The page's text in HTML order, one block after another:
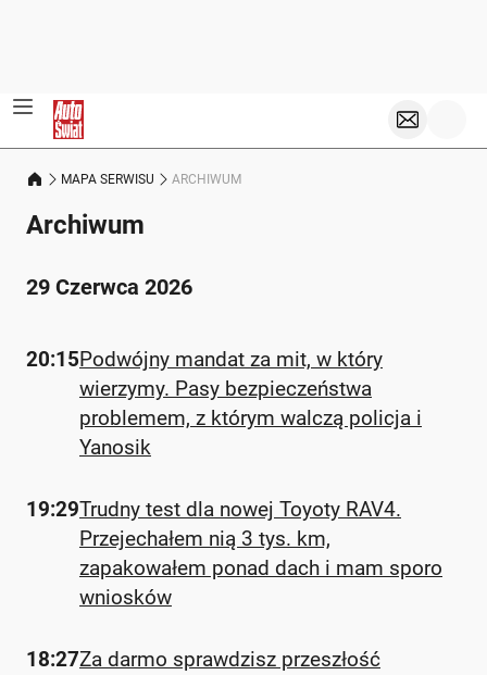
MAPA SERWISU ARCHIWUM
Archiwum
29 Czerwca 2026
20:15Podwójny mandat za mit, w który
wierzymy. Pasy bezpieczeństwa
problemem, z którym walczą policja i
Yanosik
19:29Trudny test dla nowej Toyoty RAV4.
Przejechałem nią 3 tys. km,
zapakowałem ponad dach i mam sporo
wniosków
18:27Za darmo sprawdzisz przeszłość